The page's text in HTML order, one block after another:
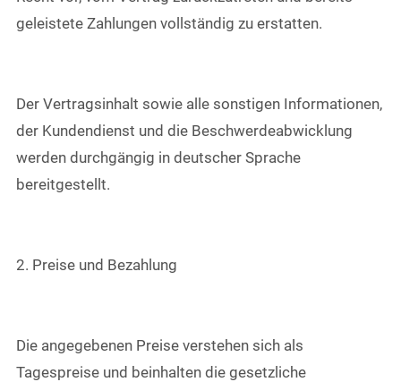
geleistete Zahlungen vollständig zu erstatten.
Der Vertragsinhalt sowie alle sonstigen Informationen,
der Kundendienst und die Beschwerdeabwicklung
werden durchgängig in deutscher Sprache
bereitgestellt.
2. Preise und Bezahlung
Die angegebenen Preise verstehen sich als
Tagespreise und beinhalten die gesetzliche